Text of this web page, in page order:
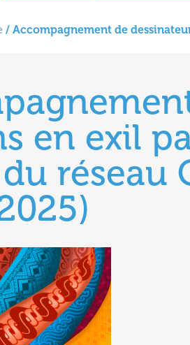
/ Accompagnement de
en exil
réseau